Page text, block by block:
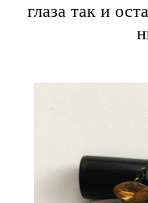
глаза так и